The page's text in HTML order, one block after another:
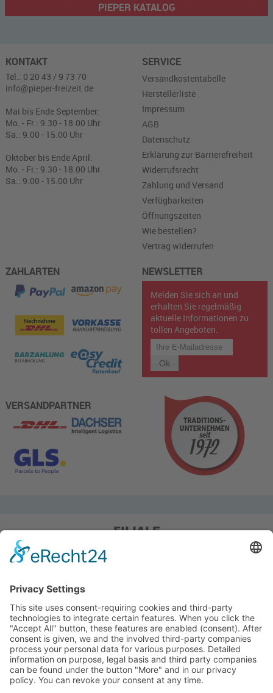
PIEPER KATALOG
KONTAKT
Tel.: 0 20 43 / 9 73 70
info@pieper-freizeit.de
Mai bis Ende September:
Mo. - Fr.: 9.30 - 18.00 Uhr
Sa.: 9.00 - 15.00 Uhr
Oktober bis Ende April:
Mo. - Fr.: 9.30 - 18.00 Uhr
Sa.: 9.00 - 15.00 Uhr
SERVICE
Versandkostentabelle
Herstellerliste
Impressum
AGB
Datenschutz
Erklärung zur Barrierefreiheit
Widerrufsrecht
Zahlung und Versand
Verfügbarkeiten
Öffnungszeiten
Wie bestellen?
Vertrag widerrufen
ZAHLARTEN
VERSANDPARTNER
NEWSLETTER
Melden Sie sich an und
erhalten Sie regelmäßig
aktuelle Informationen zu
tollen Angeboten.
FILIALE
Pieper Grillshop-24/Golf
Sandstraße 14-18
Pieper Zelt/Boot/Camping
Rockwoolstr. 35
45966 Gladbeck
Tel.: 0 20 43 / 9 73 70
info@pieper-freizeit.de